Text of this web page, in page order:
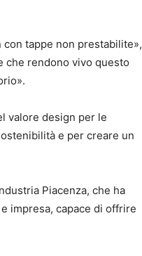
tappe non prestabilite»,
che rendono vivo questo
valore design per le
e per creare un
Piacenza, che ha
impresa, capace di offrire